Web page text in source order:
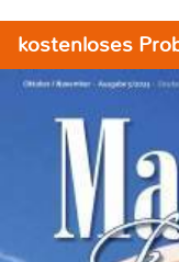
kostenloses